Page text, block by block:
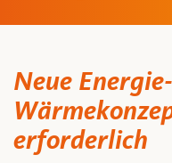
Neue
erforderlich